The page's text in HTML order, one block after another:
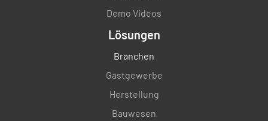
Demo Videos
Lösungen
Branchen
Gastgewerbe
Herstellung
Bauwesen